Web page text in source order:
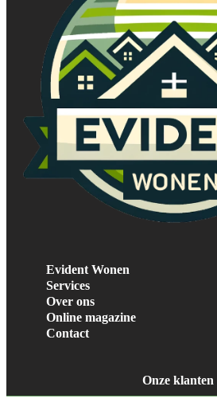
Evident Wonen
Services
Over ons
Online magazine
Contact
Onze klanten